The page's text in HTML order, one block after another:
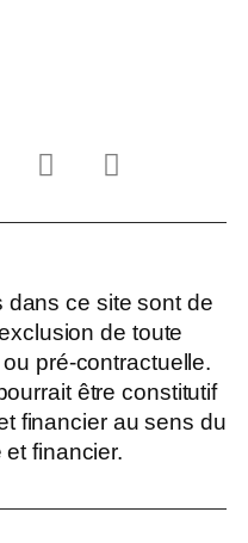
dans ce site sont de
de toute
pré-contractuelle.
être constitutif
financier au sens du
financier.